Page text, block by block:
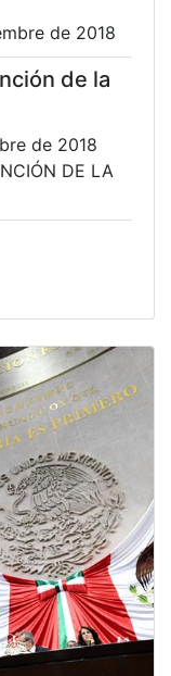
de 2018
de la
de 2018
DE LA